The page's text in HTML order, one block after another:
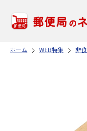
ホーム WEB特集 非